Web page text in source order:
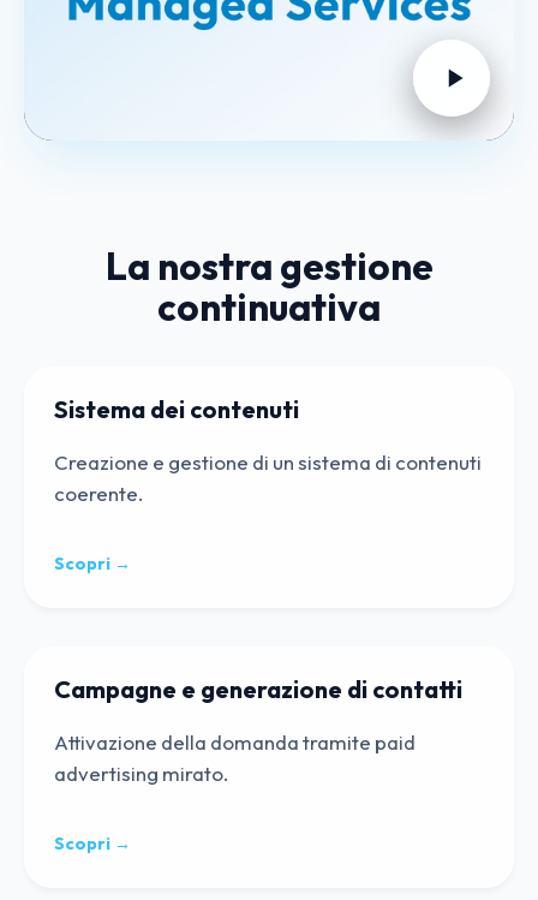
La nostra gestione
continuativa
Sistema dei contenuti
Creazione e gestione di un sistema di contenuti
coerente.
Scopri →
Campagne e generazione di contatti
Attivazione della domanda tramite paid
advertising mirato.
Scopri →